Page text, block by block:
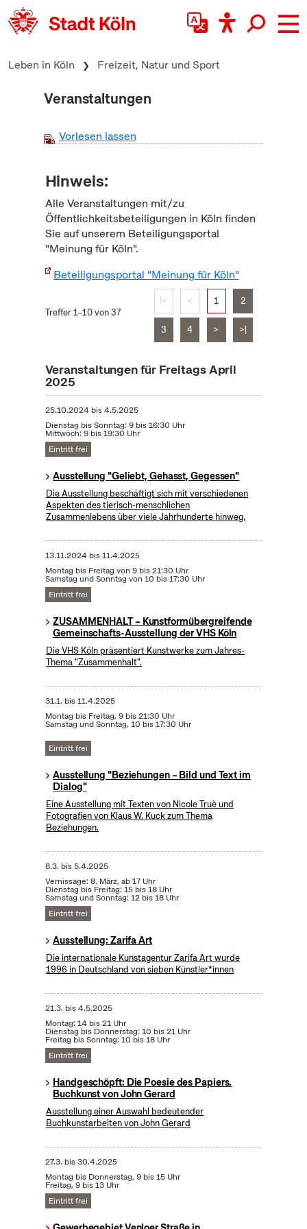
zum Inhalt springen
Leben in Köln Freizeit, Natur und Sport
Veranstaltungen
Vorlesen lassen
Hinweis:
Alle Veranstaltungen mit/zu
Öffentlichkeitsbeteiligungen in Köln finden
Sie auf unserem Beteiligungsportal
"Meinung für Köln".
Beteiligungsportal "Meinung für Köln"
Treffer 1–10 von 37
|< < 1 2
3 4 > >|
Veranstaltungen für Freitags April
2025
25.10.2024 bis4.5.2025
Dienstag bis Sonntag: 9 bis 16:30 Uhr
Mittwoch: 9 bis 19:30 Uhr
Eintritt frei
Ausstellung "Geliebt, Gehasst, Gegessen"
Die Ausstellung beschäftigt sich mit verschiedenen
Aspekten des tierisch-menschlichen
Zusammenlebens über viele Jahrhunderte hinweg.
13.11.2024 bis11.4.2025
Montag bis Freitag von 9 bis 21:30 Uhr
Samstag und Sonntag von 10 bis 17:30 Uhr
Eintritt frei
ZUSAMMENHALT – Kunstformübergreifende
Gemeinschafts-Ausstellung der VHS Köln
Die VHS Köln präsentiert Kunstwerke zum Jahres-
Thema "Zusammenhalt".
31.1. bis11.4.2025
Montag bis Freitag, 9 bis 21:30 Uhr
Samstag und Sonntag, 10 bis 17:30 Uhr
Eintritt frei
Ausstellung "Beziehungen – Bild und Text im
Dialog"
Eine Ausstellung mit Texten von Nicole Truè und
Fotografien von Klaus W. Kuck zum Thema
Beziehungen.
8.3. bis5.4.2025
Vernissage: 8. März, ab 17 Uhr
Dienstag bis Freitag: 15 bis 18 Uhr
Samstag und Sonntag: 12 bis 18 Uhr
Eintritt frei
Ausstellung: Zarifa Art
Die internationale Kunstagentur Zarifa Art wurde
1996 in Deutschland von sieben Künstler*innen
21.3. bis4.5.2025
Montag: 14 bis 21 Uhr
Dienstag bis Donnerstag: 10 bis 21 Uhr
Freitag bis Sonntag: 10 bis 18 Uhr
Eintritt frei
Handgeschöpft: Die Poesie des Papiers.
Buchkunst von John Gerard
Ausstellung einer Auswahl bedeutender
Buchkunstarbeiten von John Gerard
27.3. bis30.4.2025
Montag bis Donnerstag, 9 bis 15 Uhr
Freitag, 9 bis 13 Uhr
Eintritt frei